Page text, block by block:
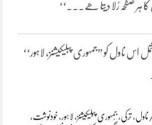
کا ہر صفحہ رُلا دیتا ھے۔۔۔‘‘
اس ناول کو ”جمہوری پبلیکیشنز، لاہور‘‘
،ترکی،جُمہوری پبلیکیشنز، لاہور ، خودنوشت،